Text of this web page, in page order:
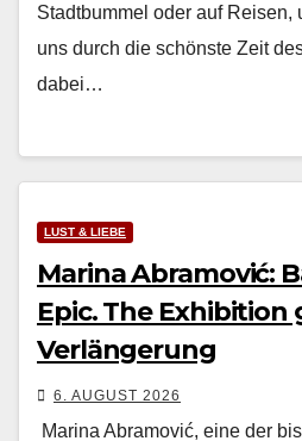
Stadt­bum­mel oder auf Reisen,
uns durch die schön­ste Zeit
dabei…
LUST & LIEBE
Marina Abramović:
Epic. The Exhibition
Verlängerung
6. AUGUST 2026
Mari­na Abramović, eine der